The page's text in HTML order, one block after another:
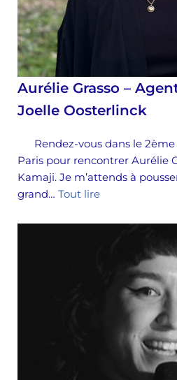
Aurélie Grasso –
Joelle Oosterlinck
Rendez-vous dans le 2ème
Paris pour rencontrer Aurélie
Kamaji. Je m’attends à
grand… Tout lire